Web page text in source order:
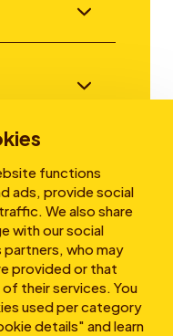
functions
ads, provide social
We also share
with our social
who may
provided or that
their services. You
used per category
details" and learn